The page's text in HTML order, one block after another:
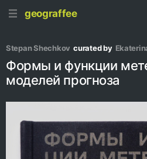
geograffee
Stepan Shechkov curated by
Формы и функции
моделей прогноза